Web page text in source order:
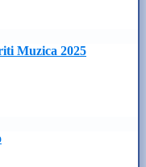
Muzica 2025